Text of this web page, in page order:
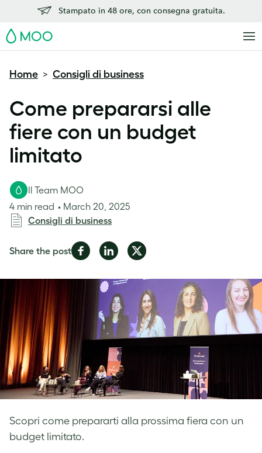
Stampato in 48 ore, con consegna gratuita.
MOO
Home > Consigli di business
Come prepararsi alle
fiere con un budget
limitato
Scopri come prepararti alla prossima fiera con un
budget limitato.
Il Team MOO
4 min read
March 20, 2025
Consigli di business
Share the postShare
Facebook
Share
LinkedIn
Share
Twitter